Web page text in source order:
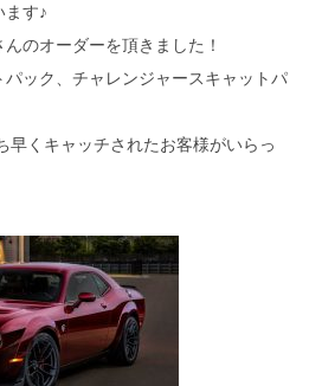
ます♪
のオーダーを頂きました！
ック、チャレンジャースキャットパ
早くキャッチされたお客様がいらっ